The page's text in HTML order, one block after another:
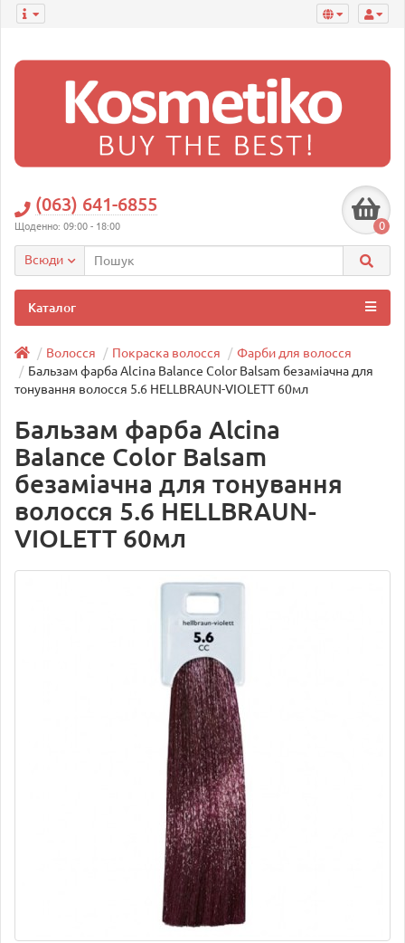
(063) 641-6855
Щоденно: 09:00 - 18:00 0
Всюди
Каталог
Волосся Покраска волосся
Фарби для волосся
Бальзам фарба Alcina Balance Color Balsam безаміачна для
тонування волосся 5.6 HELLBRAUN-VIOLETT 60мл
Бальзам фарба Alcina
Balance Color Balsam
безаміачна для тонування
волосся 5.6 HELLBRAUN-
VIOLETT 60мл